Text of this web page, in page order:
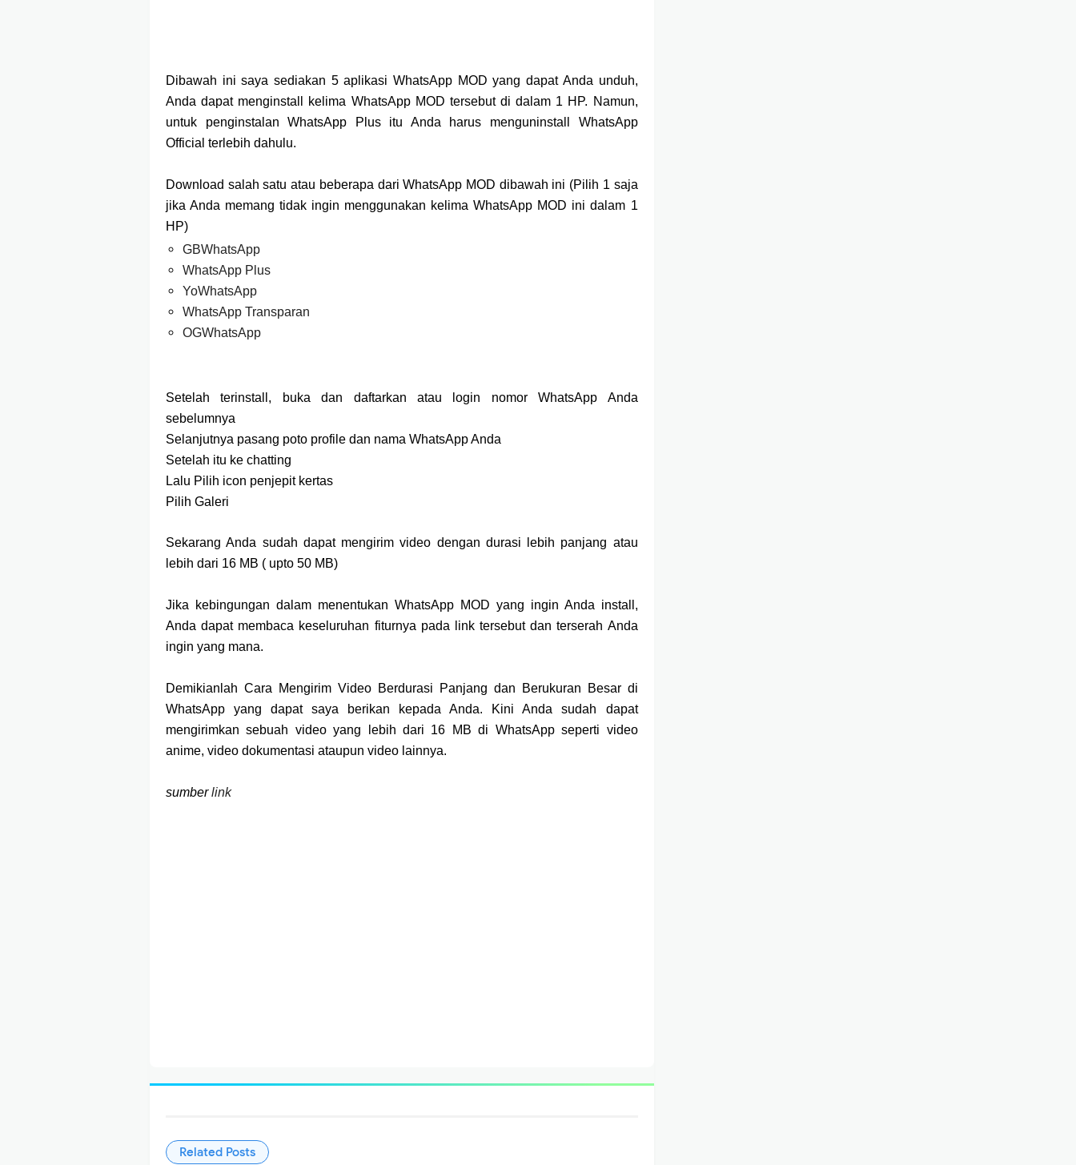
Dibawah ini saya sediakan 5 aplikasi WhatsApp MOD yang dapat Anda unduh,
Anda dapat menginstall kelima WhatsApp MOD tersebut di dalam 1 HP. Namun,
untuk penginstalan WhatsApp Plus itu Anda harus menguninstall WhatsApp
Official terlebih dahulu.
Download salah satu atau beberapa dari WhatsApp MOD dibawah ini (Pilih 1 saja
jika Anda memang tidak ingin menggunakan kelima WhatsApp MOD ini dalam 1
HP)
GBWhatsApp
WhatsApp Plus
YoWhatsApp
WhatsApp Transparan
OGWhatsApp
Setelah terinstall, buka dan daftarkan atau login nomor WhatsApp Anda
sebelumnya
Selanjutnya pasang poto profile dan nama WhatsApp Anda
Setelah itu ke chatting
Lalu Pilih icon penjepit kertas
Pilih Galeri
Sekarang Anda sudah dapat mengirim video dengan durasi lebih panjang atau
lebih dari 16 MB ( upto 50 MB)
Jika kebingungan dalam menentukan WhatsApp MOD yang ingin Anda install,
Anda dapat membaca keseluruhan fiturnya pada link tersebut dan terserah Anda
ingin yang mana.
Demikianlah Cara Mengirim Video Berdurasi Panjang dan Berukuran Besar di
WhatsApp yang dapat saya berikan kepada Anda. Kini Anda sudah dapat
mengirimkan sebuah video yang lebih dari 16 MB di WhatsApp seperti video
anime, video dokumentasi ataupun video lainnya.
sumberlink
Related Posts